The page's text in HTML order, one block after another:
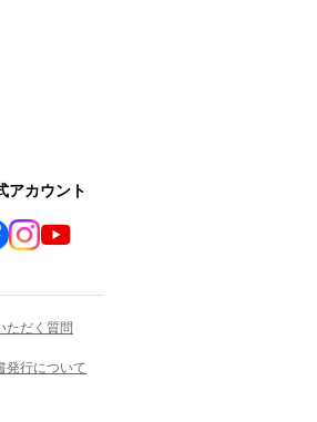
アカウント
ただく質問
発行について